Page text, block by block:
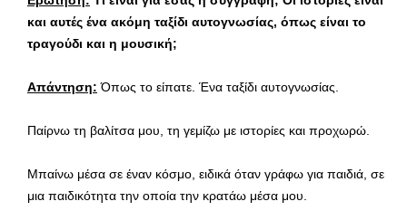
και αυτές ένα ακόμη ταξίδι αυτογνωσίας, όπως είναι το
τραγούδι και η μουσική;
Απάντηση: Όπως το είπατε. Ένα ταξίδι αυτογνωσίας.
Παίρνω τη βαλίτσα μου, τη γεμίζω με ιστορίες και προχωρώ.
Μπαίνω μέσα σε έναν κόσμο, ειδικά όταν γράφω για παιδιά, σε
μια παιδικότητα την οποία την κρατάω μέσα μου.